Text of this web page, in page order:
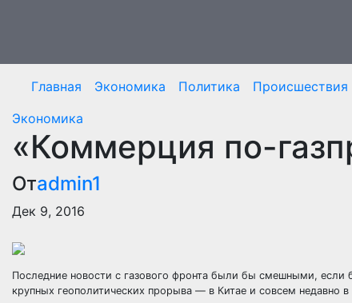
Главная Экономика Политика Происшествия
Экономика
«Коммерция по-
Отadmin1
Дек 9, 2016
Последние новости с газового фронта были бы смешными,
крупных геополитических прорыва — в Китае и совсем недавно